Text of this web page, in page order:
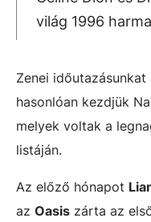
világ 1996
Zenei
hasonlóan kezdjük
melyek voltak a
listáján.
Az előző hónapot
az Oasis zárta az